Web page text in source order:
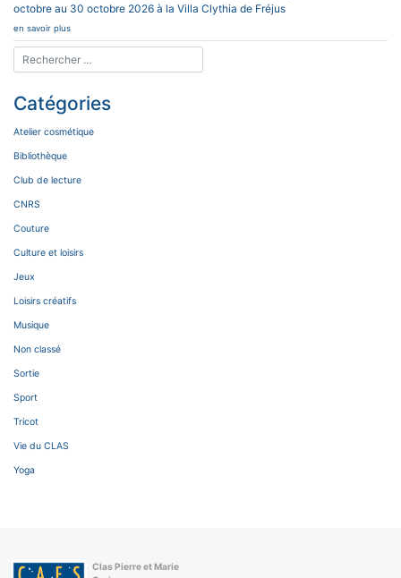
octobre au 30 octobre 2026 à la Villa Clythia de Fréjus
en savoir plus
Catégories
Atelier cosmétique
Bibliothèque
Club de lecture
CNRS
Couture
Culture et loisirs
Jeux
Loisirs créatifs
Musique
Non classé
Sortie
Sport
Tricot
Vie du CLAS
Yoga
Clas Pierre et Marie